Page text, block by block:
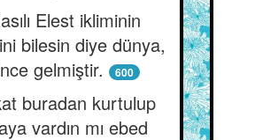
Elest ikliminin
bilesin diye dünya,
gelmiştir.
600
buradan kurtulup
vardın mı ebed